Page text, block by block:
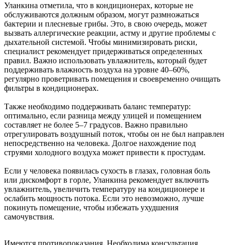
Уланкина отметила, что в кондиционерах, которые не
обслуживаются должным образом, могут размножаться
бактерии и плесневые грибы. Это, в свою очередь, может
вызвать аллергические реакции, астму и другие проблемы с
дыхательной системой. Чтобы минимизировать риски,
специалист рекомендует придерживаться определенных
правил. Важно использовать увлажнитель, который будет
поддерживать влажность воздуха на уровне 40–60%,
регулярно проветривать помещения и своевременно очищать
фильтры в кондиционерах.
Также необходимо поддерживать баланс температур:
оптимально, если разница между улицей и помещением
составляет не более 5–7 градусов. Важно правильно
отрегулировать воздушный поток, чтобы он не был направлен
непосредственно на человека. Долгое нахождение под
струями холодного воздуха может привести к простудам.
Если у человека появилась сухость в глазах, головная боль
или дискомфорт в горле, Уланкина рекомендует включить
увлажнитель, увеличить температуру на кондиционере и
ослабить мощность потока. Если это невозможно, лучше
покинуть помещение, чтобы избежать ухудшения
самочувствия.
Имеются противопоказания. Необходима консультация